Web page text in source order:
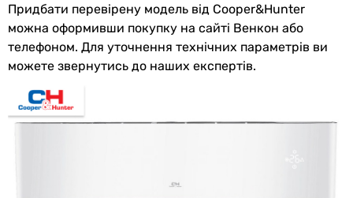
температура
на обігрів
Режим
тепловий насос повітря-повітря
Рівень шуму
Придбати перевірену модель від Cooper&Hunter
можна оформивши покупку на сайті Венкон або
телефоном. Для уточнення технічних параметрів ви
можете звернутись до наших експертів.